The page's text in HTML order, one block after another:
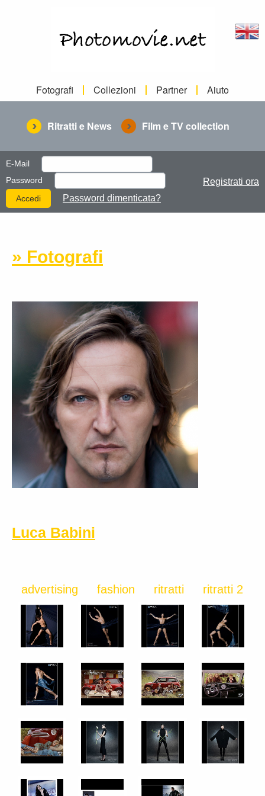
Fotografi Collezioni Partner Aiuto
Ritratti e News Film e TV collection
E-Mail
Password
Password dimenticata?
Registrati ora
» Fotografi
Luca Babini
advertising fashion ritratti ritratti 2